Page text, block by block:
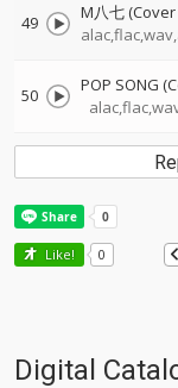
49 M八七
50 POP SONG
Like! 0
Digital